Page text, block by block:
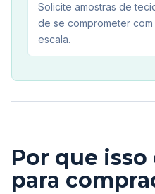
Solicite amostras de
de se comprometer
escala.
Por que
para